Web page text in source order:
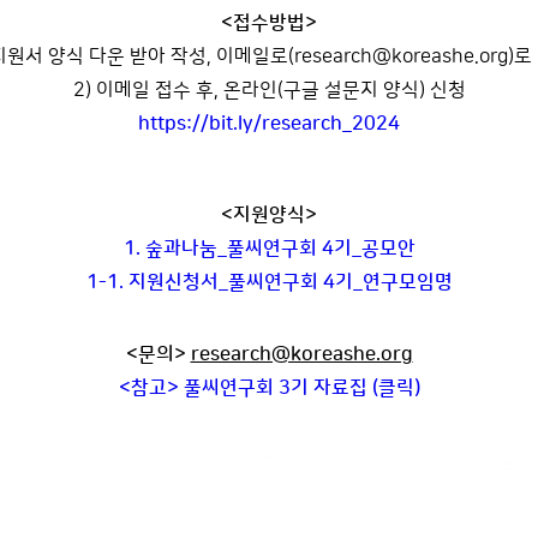
<접수방법>
원서 양식 다운 받아 작성, 이메일로(research@koreashe.org)로
2) 이메일 접수 후, 온라인(구글 설문지 양식) 신청
https://bit.ly/research_2024
<지원양식>
1. 숲과나눔_풀씨연구회 4기_공모안
1-1. 지원신청서_풀씨연구회 4기_연구모임명
<문의> research@koreashe.org
<참고> 풀씨연구회 3기 자료집 (클릭)